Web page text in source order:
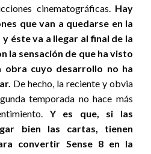
cinematográficas. Hay
que van a quedarse en la
éste va a llegar al final de la
la sensación de que ha visto
obra cuyo desarrollo no ha
De hecho, la reciente y obvia
temporada no hace más
Y es que, si las
bien las cartas, tienen
convertir Sense 8 en la